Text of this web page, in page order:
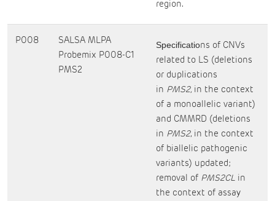
region.
P008
SALSA MLPA
Probemix P008-C1
PMS2
Specifications of CNVs
related to LS (deletions
or duplications
in PMS2, in the context
of a monoallelic variant)
and CMMRD (deletions
in PMS2, in the context
of biallelic pathogenic
variants) updated;
removal of PMS2CL in
the context of assay